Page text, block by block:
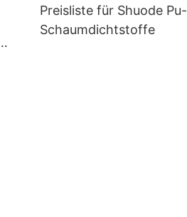
Preisliste für Shuode Pu-
Schaumdichtstoffe